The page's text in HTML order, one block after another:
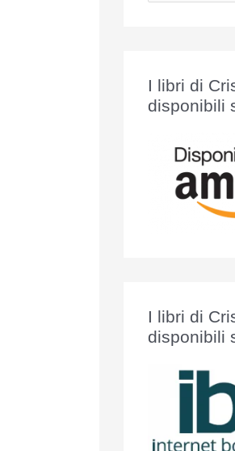
:I libri di
disponibili
I libri di
disponibili